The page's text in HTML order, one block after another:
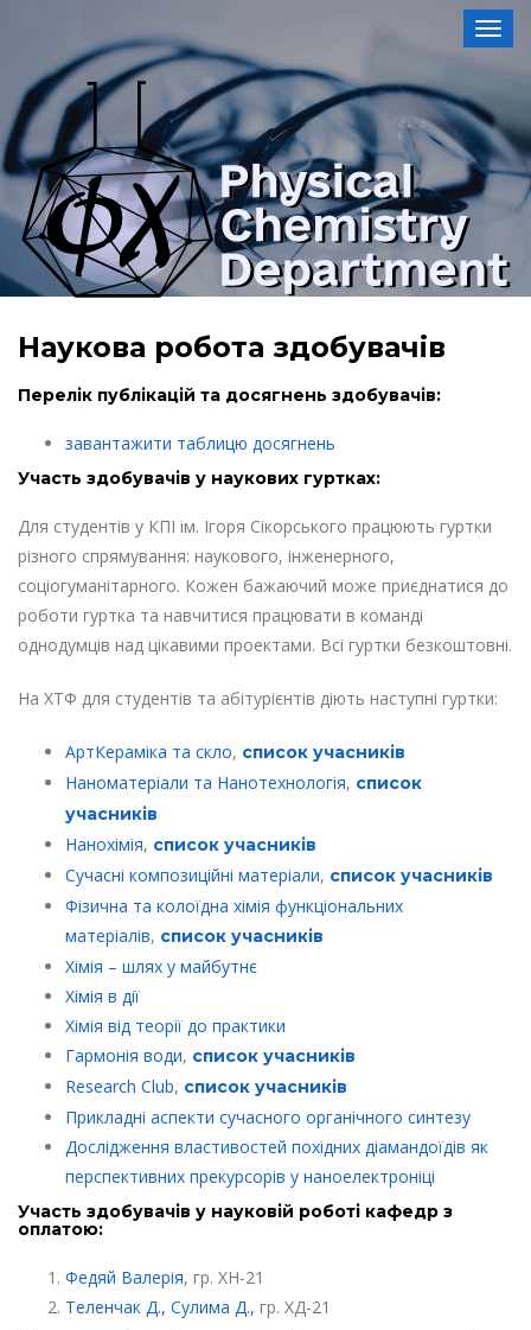
Наукова робота здобувачів
Перелік публікацій та досягнень здобувачів:
завантажити таблицю досягнень
Участь здобувачів у наукових гуртках:
Для студентів у КПІ ім. Ігоря Сікорського працюють гуртки
різного спрямування: наукового, інженерного,
соціогуманітарного. Кожен бажаючий може приєднатися до
роботи гуртка та навчитися працювати в команді
однодумців над цікавими проектами. Всі гуртки безкоштовні.
На ХТФ для студентів та абітурієнтів діють наступні гуртки:
АртКераміка та скло, список учасників
Наноматеріали та Нанотехнологія, список
учасників
Нанохімія, список учасників
Сучасні композиційні матеріали, список учасників
Фізична та колоїдна хімія функціональних
матеріалів, список учасників
Хімія – шлях у майбутнє
Хімія в дії
Хімія від теорії до практики
Гармонія води, список учасників
Research Club, список учасників
Прикладні аспекти сучасного органічного синтезу
Дослідження властивостей похідних діамандоїдів як
перспективних прекурсорів у наноелектроніці
Участь здобувачів у науковій роботі кафедр з
оплатою:
Федяй Валерія, гр. ХН-21
Теленчак Д., Сулима Д., гр. ХД-21